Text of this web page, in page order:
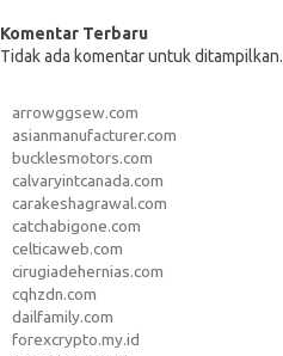
Komentar Terbaru
Tidak ada komentar untuk ditampilkan.
arrowggsew.com
asianmanufacturer.com
bucklesmotors.com
calvaryintcanada.com
carakeshagrawal.com
catchabigone.com
celticaweb.com
cirugiadehernias.com
cqhzdn.com
dailfamily.com
forexcrypto.my.id